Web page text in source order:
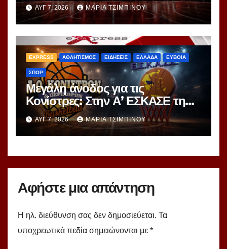
ΑΥΓ 7, 2026 ΜΑΡΊΑ ΤΣΙΜΠΙΝΟΎ
EXPRESS ΑΘΛΗΤΙΣΜΟΣ ΕΙΔΗΣΕΙΣ ΕΛΛΑΔΑ ΕΥΒΟΙΑ
ΣΠΟΡ
Μεγάλη άνοδος για τις
Κονίστρες: Στην Α’ ΕΣΚΑΣΕ τη
νέα σεζόν – Αυτές είναι οι 12
ομάδες!
ΑΥΓ 7, 2026 ΜΑΡΊΑ ΤΣΙΜΠΙΝΟΎ
Αφήστε μια απάντηση
Η ηλ. διεύθυνση σας δεν δημοσιεύεται. Τα
υποχρεωτικά πεδία σημειώνονται με *